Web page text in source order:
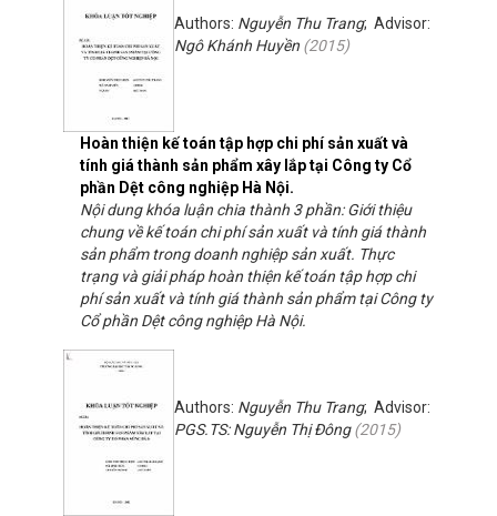
Hoàn thiện kế toán tập hợp chi phí sản xuất và
tính giá thành sản phẩm xây lắp tại Công ty Cổ
phần Dệt công nghiệp Hà Nội.
Authors: Nguyễn Thu Trang; Advisor:
Ngô Khánh Huyền (2015)
Nội dung khóa luận chia thành 3 phần: Giới thiệu
chung về kế toán chi phí sản xuất và tính giá thành
sản phẩm trong doanh nghiệp sản xuất. Thực
trạng và giải pháp hoàn thiện kế toán tập hợp chi
phí sản xuất và tính giá thành sản phẩm tại Công ty
Cổ phần Dệt công nghiệp Hà Nội.
Authors: Nguyễn Thu Trang; Advisor:
PGS.TS: Nguyễn Thị Đông(2015)